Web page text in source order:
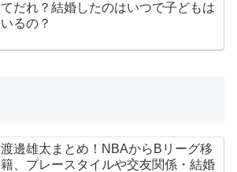
てだれ？結婚したのはいつで子どもは
いるの？
渡邊雄太まとめ！NBAからBリーグ移
籍、プレースタイルや交友関係・結婚